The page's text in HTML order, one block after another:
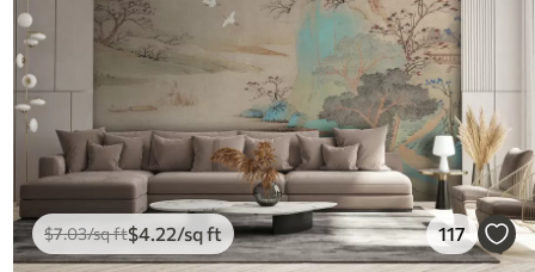
$7.03/sq ft$4.22/sq ft 117